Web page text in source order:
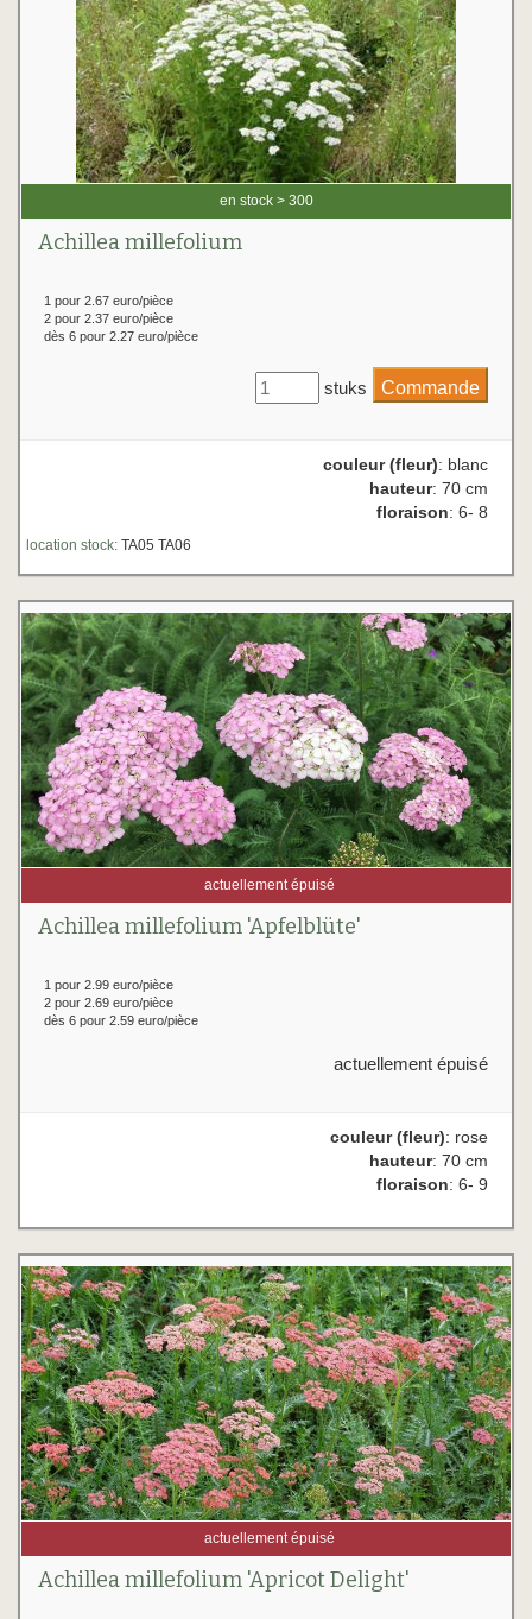
en stock > 300
Achillea millefolium
1 pour 2.67 euro/pièce
2 pour 2.37 euro/pièce
dès 6 pour 2.27 euro/pièce
stuks
couleur (fleur): blanc
hauteur: 70 cm
floraison: 6- 8
location stock: TA05 TA06
actuellement épuisé
Achillea millefolium 'Apfelblüte'
1 pour 2.99 euro/pièce
2 pour 2.69 euro/pièce
dès 6 pour 2.59 euro/pièce
actuellement épuisé
couleur (fleur): rose
hauteur: 70 cm
floraison: 6- 9
actuellement épuisé
Achillea millefolium 'Apricot Delight'